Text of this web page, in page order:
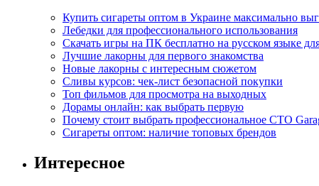
Купить сигареты оптом в Украине максимально
Лебедки для профессионального использования
Скачать игры на ПК бесплатно на русском языке
Лучшие лакорны для первого знакомства
Новые лакорны с интересным сюжетом
Сливы курсов: чек-лист безопасной покупки
Топ фильмов для просмотра на выходных
Дорамы онлайн: как выбрать первую
Почему стоит выбрать профессиональное СТО
Сигареты оптом: наличие топовых брендов
Интересное